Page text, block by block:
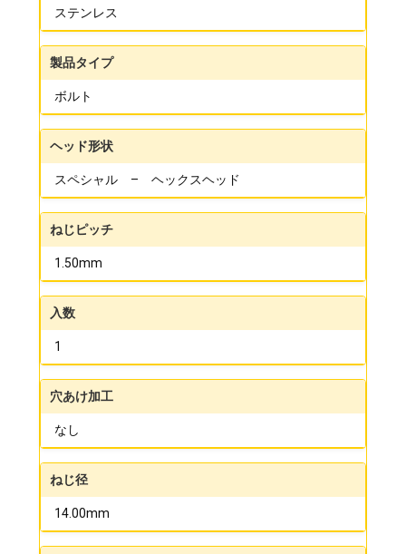
ステンレス
製品タイプ
ボルト
ヘッド形状
スペシャル – ヘックスヘッド
ねじピッチ
1.50mm
入数
1
穴あけ加工
なし
ねじ径
14.00mm